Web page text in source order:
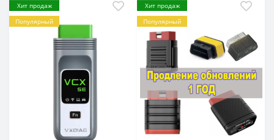
Хит продаж
Популярный
Хит продаж
Популярный